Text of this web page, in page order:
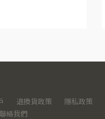
退換貨政策 隱私政策
聯絡我們